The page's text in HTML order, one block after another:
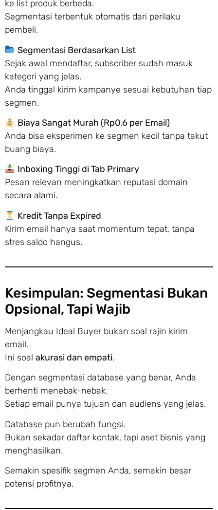
ke list produk berbeda.
Segmentasi terbentuk otomatis dari perilaku
pembeli.
Segmentasi Berdasarkan List
Sejak awal mendaftar, subscriber sudah masuk
kategori yang jelas.
Anda tinggal kirim kampanye sesuai kebutuhan tiap
segmen.
Biaya Sangat Murah (Rp0,6 per Email)
Anda bisa eksperimen ke segmen kecil tanpa takut
buang biaya.
Inboxing Tinggi di Tab Primary
Pesan relevan meningkatkan reputasi domain
secara alami.
Kredit Tanpa Expired
Kirim email hanya saat momentum tepat, tanpa
stres saldo hangus.
Kesimpulan: Segmentasi Bukan
Opsional, Tapi Wajib
Menjangkau Ideal Buyer bukan soal rajin kirim
email.
Ini soal akurasi dan empati.
Dengan segmentasi database yang benar, Anda
berhenti menebak-nebak.
Setiap email punya tujuan dan audiens yang jelas.
Database pun berubah fungsi.
Bukan sekadar daftar kontak, tapi aset bisnis yang
menghasilkan.
Semakin spesifik segmen Anda, semakin besar
potensi profitnya.